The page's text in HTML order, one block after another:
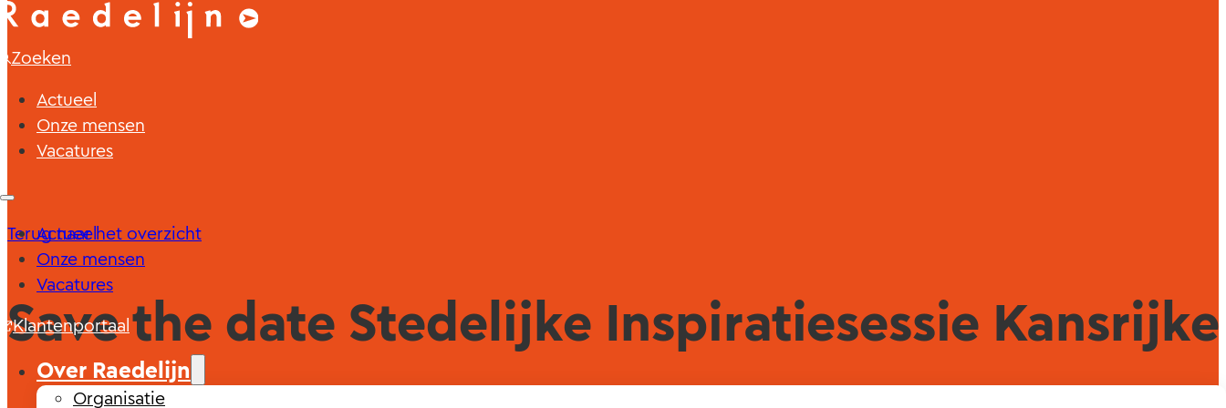
Zoeken
Actueel
Onze mensen
Vacatures
Actueel
Onze mensen
Vacatures
Klantenportaal
Over Raedelijn
Organisatie
Terug naar het overzicht
Save the date Stedelijke Inspiratiesessie